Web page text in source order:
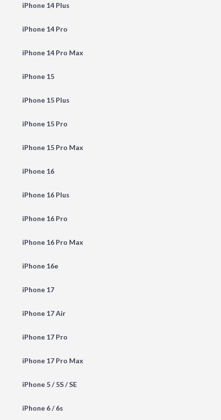
iPhone 14 Plus
iPhone 14 Pro
iPhone 14 Pro Max
iPhone 15
iPhone 15 Plus
iPhone 15 Pro
iPhone 15 Pro Max
iPhone 16
iPhone 16 Plus
iPhone 16 Pro
iPhone 16 Pro Max
iPhone 16e
iPhone 17
iPhone 17 Air
iPhone 17 Pro
iPhone 17 Pro Max
iPhone 5 / 5S / SE
iPhone 6 / 6s